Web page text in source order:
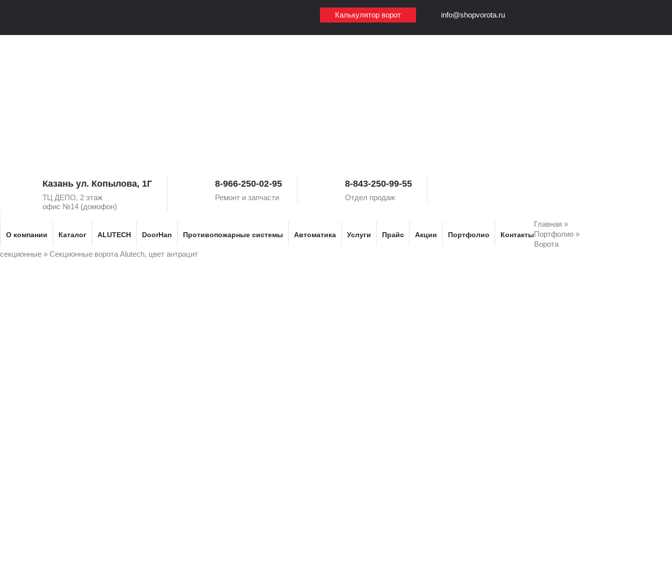
Калькулятор ворот info@shopvorota.ru
Казань ул. Копылова, 1Г
ТЦ ДЕПО, 2 этаж
офис №14 (домофон)
8-966-250-02-95
Ремонт и запчасти
8-843-250-99-55
Отдел продаж
О компании Каталог ALUTECH DoorHan Противопожарные системы Автоматика Услуги Прайс Акции Портфолио Контакты
Главная »
Портфолио »
Ворота
секционные » Секционные ворота Alutech, цвет антрацит